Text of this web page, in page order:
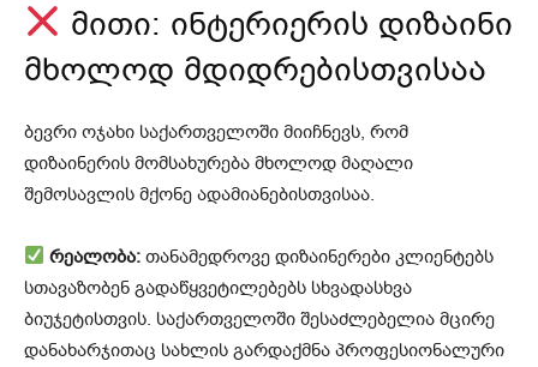
მითი: ინტერიერის დიზაინი
მხოლოდ მდიდრებისთვისაა
ბევრი ოჯახი საქართველოში მიიჩნევს, რომ
დიზაინერის მომსახურება მხოლოდ მაღალი
შემოსავლის მქონე ადამიანებისთვისაა.
რეალობა: თანამედროვე დიზაინერები კლიენტებს
სთავაზობენ გადაწყვეტილებებს სხვადასხვა
ბიუჯეტისთვის. საქართველოში შესაძლებელია მცირე
დანახარჯითაც სახლის გარდაქმნა პროფესიონალური